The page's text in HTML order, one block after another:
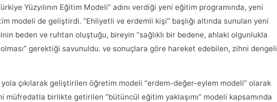
Yüzyılının Eğitim Modeli” adını verdiği yeni eğitim programında, yeni
modeli de geliştirdi. “Ehliyetli ve erdemli kişi” başlığı altında sunulan yeni
beden ve ruhtan oluştuğu, bireyin “sağlıklı bir bedene, ahlaki olgunlukla
gerektiği savunuldu. ve sonuçlara göre hareket edebilen, zihni dengeli
yola çıkılarak geliştirilen öğretim modeli “erdem-değer-eylem modeli” olarak
müfredatla birlikte getirilen “bütüncül eğitim yaklaşımı” modeli kapsamında